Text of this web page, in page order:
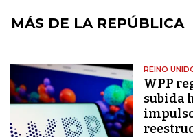
MÁS DE LA REPÚBLICA
REINO
WPP
subida